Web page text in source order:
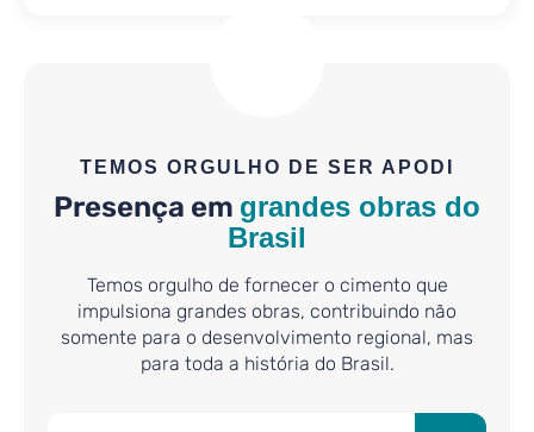
TEMOS ORGULHO DE SER APODI
Presença em grandes obras do
Brasil
Temos orgulho de fornecer o cimento que
impulsiona grandes obras, contribuindo não
somente para o desenvolvimento regional, mas
para toda a história do Brasil.